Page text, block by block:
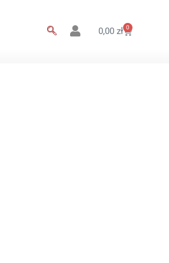
0,00 zł 0